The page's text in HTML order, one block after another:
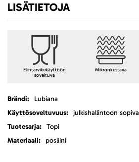
LISÄTIETOJA
Elintarvikekäyttöön
soveltuva
Mikronkestävä
LisätietojaLubiana
julkishallintoon sopiva
Topi
posliini